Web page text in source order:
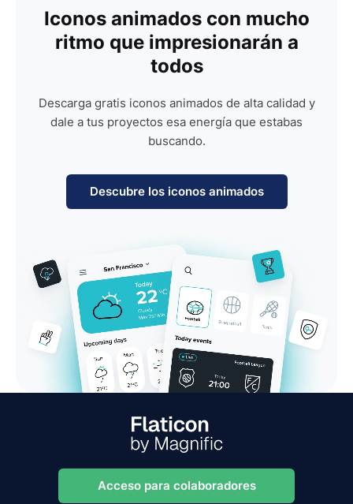
Iconos animados con mucho
ritmo que impresionarán a
todos
Descarga gratis iconos animados de alta calidad y
dale a tus proyectos esa energía que estabas
buscando.
Descubre los iconos animados
Acceso para colaboradores